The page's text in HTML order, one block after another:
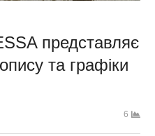
представляє
та графіки
6